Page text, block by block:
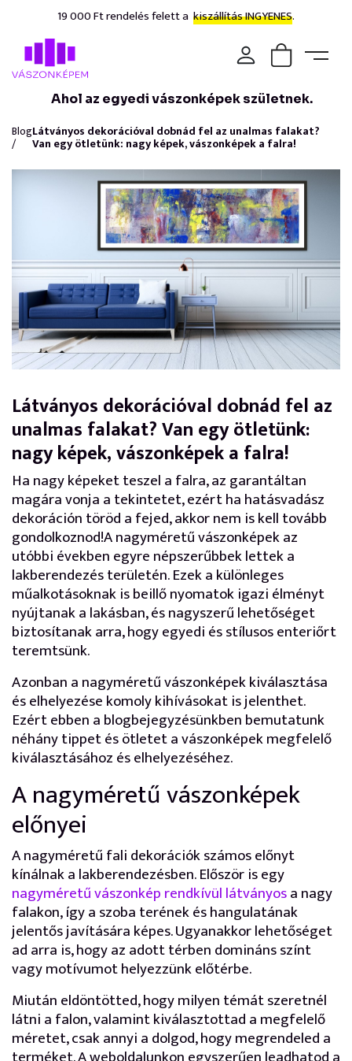
19 000 Ft rendelés felett a kiszállítás INGYENES.
Ahol az egyedi vászonképek születnek.
Blog
/
Látványos dekorációval dobnád fel az unalmas falakat?
Van egy ötletünk: nagy képek, vászonképek a falra!
Látványos dekorációval dobnád fel az
unalmas falakat? Van egy ötletünk:
nagy képek, vászonképek a falra!
Ha nagy képeket teszel a falra, az garantáltan
magára vonja a tekintetet, ezért ha hatásvadász
dekoráción töröd a fejed, akkor nem is kell tovább
gondolkoznod!A nagyméretű vászonképek az
utóbbi években egyre népszerűbbek lettek a
lakberendezés területén. Ezek a különleges
műalkotásoknak is beillő nyomatok igazi élményt
nyújtanak a lakásban, és nagyszerű lehetőséget
biztosítanak arra, hogy egyedi és stílusos enteriőrt
teremtsünk.
Azonban a nagyméretű vászonképek kiválasztása
és elhelyezése komoly kihívásokat is jelenthet.
Ezért ebben a blogbejegyzésünkben bemutatunk
néhány tippet és ötletet a vászonképek megfelelő
kiválasztásához és elhelyezéséhez.
A nagyméretű vászonképek
előnyei
A nagyméretű fali dekorációk számos előnyt
kínálnak a lakberendezésben. Először is egy
nagyméretű vászonkép rendkívül látványosa nagy
falakon, így a szoba terének és hangulatának
jelentős javítására képes. Ugyanakkor lehetőséget
ad arra is, hogy az adott térben domináns színt
vagy motívumot helyezzünk előtérbe.
Miután eldöntötted, hogy milyen témát szeretnél
látni a falon, valamint kiválasztottad a megfelelő
méretet, csak annyi a dolgod, hogy megrendeled a